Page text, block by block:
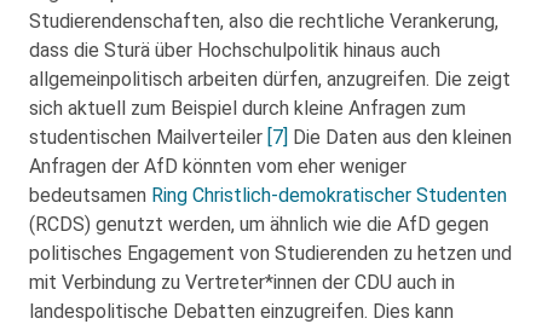
Studierendenschaften, also die rechtliche Verankerung,
dass die Sturä über Hochschulpolitik hinaus auch
allgemeinpolitisch arbeiten dürfen, anzugreifen. Die zeigt
sich aktuell zum Beispiel durch kleine Anfragen zum
studentischen Mailverteiler [7] Die Daten aus den kleinen
Anfragen der AfD könnten vom eher weniger
bedeutsamen Ring Christlich-demokratischer Studenten
(RCDS) genutzt werden, um ähnlich wie die AfD gegen
politisches Engagement von Studierenden zu hetzen und
mit Verbindung zu Vertreter*innen der CDU auch in
landespolitische Debatten einzugreifen. Dies kann